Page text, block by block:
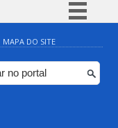
Simplifique!
Comunica BR
Participe
MAPA DO SITE